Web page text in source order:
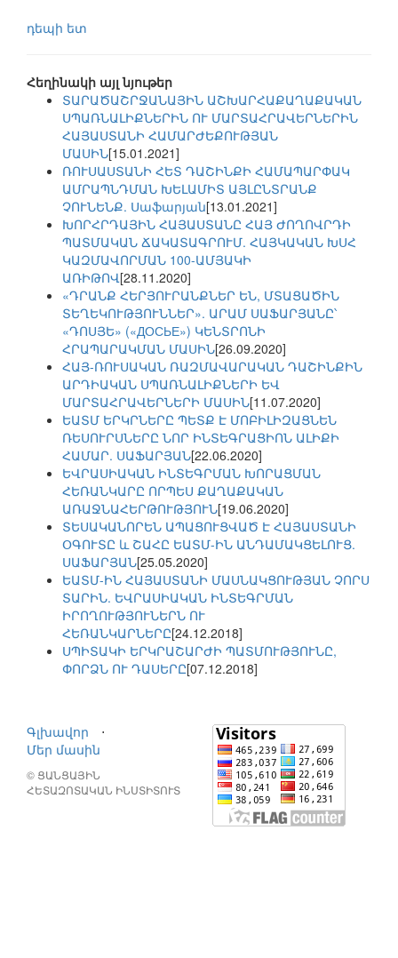
դեպի ետ
Հեղինակի այլ նյութեր
ՏԱՐԱԾԱՇՐՋԱՆԱՅԻՆ ԱՇԽԱՐՀԱՔԱՂԱՔԱԿԱՆ
ՍՊԱՌՆԱԼԻՔՆԵՐԻՆ ՈՒ ՄԱՐՏԱՀՐԱՎԵՐՆԵՐԻՆ
ՀԱՅԱՍՏԱՆԻ ՀԱՄԱՐԺԵՔՈՒԹՅԱՆ
ՄԱՍԻՆ[15.01.2021]
ՌՈՒՍԱՍՏԱՆԻ ՀԵՏ ԴԱՇԻՆՔԻ ՀԱՄԱՊԱՐՓԱԿ
ԱՄՐԱՊՆԴՄԱՆ ԽԵԼԱՄԻՏ ԱՅԼԸՆՏՐԱՆՔ
ՉՈՒՆԵՆՔ. Սաֆարյան[13.01.2021]
ԽՈՐՀՐԴԱՅԻՆ ՀԱՅԱՍՏԱՆԸ ՀԱՅ ԺՈՂՈՎՐԴԻ
ՊԱՏՄԱԿԱՆ ՃԱԿԱՏԱԳՐՈՒՄ. ՀԱՅԿԱԿԱՆ ԽՍՀ
ԿԱԶՄԱՎՈՐՄԱՆ 100-ԱՄՅԱԿԻ
ԱՌԻԹՈՎ[28.11.2020]
«ԴՐԱՆՔ ՀԵՐՅՈՒՐԱՆՔՆԵՐ ԵՆ, ՄՏԱՑԱԾԻՆ
ՏԵՂԵԿՈՒԹՅՈՒՆՆԵՐ». ԱՐԱՄ ՍԱՖԱՐՅԱՆԸ՝
«ԴՈՍՅԵ» («ДОСЬЕ») ԿԵՆՏՐՈՆԻ
ՀՐԱՊԱՐԱԿՄԱՆ ՄԱՍԻՆ[26.09.2020]
ՀԱՅ-ՌՈՒՍԱԿԱՆ ՌԱԶՄԱՎԱՐԱԿԱՆ ԴԱՇԻՆՔԻՆ
ԱՐԴԻԱԿԱՆ ՍՊԱՌՆԱԼԻՔՆԵՐԻ ԵՎ
ՄԱՐՏԱՀՐԱՎԵՐՆԵՐԻ ՄԱՍԻՆ[11.07.2020]
ԵԱՏՄ ԵՐԿՐՆԵՐԸ ՊԵՏՔ Է ՄՈԲԻԼԻԶԱՑՆԵՆ
ՌԵՍՈՒՐՍՆԵՐԸ ՆՈՐ ԻՆՏԵԳՐԱՑԻՈՆ ԱԼԻՔԻ
ՀԱՄԱՐ. ՍԱՖԱՐՅԱՆ[22.06.2020]
ԵՎՐԱՍԻԱԿԱՆ ԻՆՏԵԳՐՄԱՆ ԽՈՐԱՑՄԱՆ
ՀԵՌԱՆԿԱՐԸ ՈՐՊԵՍ ՔԱՂԱՔԱԿԱՆ
ԱՌԱՋՆԱՀԵՐԹՈՒԹՅՈՒՆ[19.06.2020]
ՏԵՍԱԿԱՆՈՐԵՆ ԱՊԱՑՈՒՑՎԱԾ Է ՀԱՅԱՍՏԱՆԻ
ՕԳՈՒՏԸ և ՇԱՀԸ ԵԱՏՄ-ԻՆ ԱՆԴԱՄԱԿՑԵԼՈՒՑ.
ՍԱՖԱՐՅԱՆ[25.05.2020]
ԵԱՏՄ-ԻՆ ՀԱՅԱՍՏԱՆԻ ՄԱՍՆԱԿՑՈՒԹՅԱՆ ՉՈՐՍ
ՏԱՐԻՆ. ԵՎՐԱՍԻԱԿԱՆ ԻՆՏԵԳՐՄԱՆ
ԻՐՈՂՈՒԹՅՈՒՆԵՐՆ ՈՒ
ՀԵՌԱՆԿԱՐՆԵՐԸ[24.12.2018]
ՍՊԻՏԱԿԻ ԵՐԿՐԱՇԱՐԺԻ ՊԱՏՄՈՒԹՅՈՒՆԸ,
ՓՈՐՁՆ ՈՒ ԴԱՍԵՐԸ[07.12.2018]
Գլխավոր
⋅
Մեր մասին
© ՑԱՆՑԱՅԻՆ
ՀԵՏԱԶՈՏԱԿԱՆ ԻՆՍՏԻՏՈՒՏ